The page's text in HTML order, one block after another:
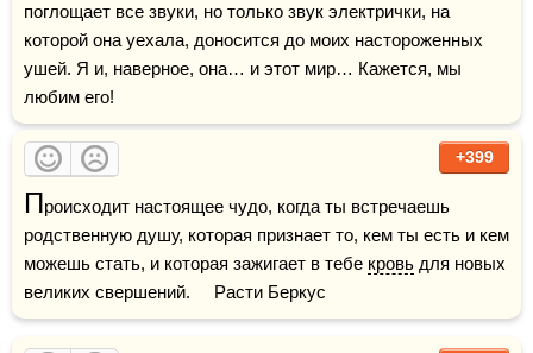
поглощает все звуки, но только звук электрички, на
которой она уехала, доносится до моих настороженных
ушей. Я и, наверное, она… и этот мир… Кажется, мы
любим его!
+399
Происходит настоящее чудо, когда ты встречаешь
родственную душу, которая признает то, кем ты есть и кем
можешь стать, и которая зажигает в тебе кровь для новых
великих свершений.     Расти Беркус